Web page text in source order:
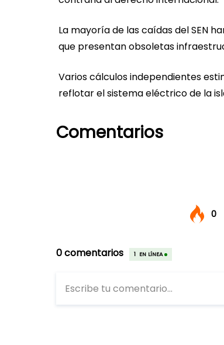
La mayoría de las caídas del SEN
que presentan obsoletas
Varios cálculos independientes
reflotar el sistema eléctrico de la
Comentarios